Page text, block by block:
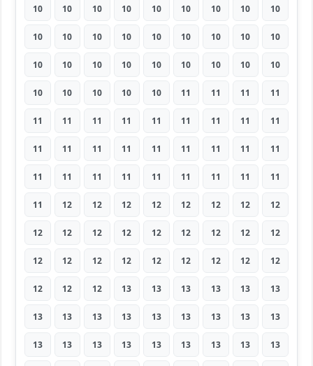
10 10 10 10 10 10 10 10 10
10 10 10 10 10 10 10 10 10
10 10 10 10 10 10 10 10 10
10 10 10 10 10 11 11 11 11
11 11 11 11 11 11 11 11 11
11 11 11 11 11 11 11 11 11
11 11 11 11 11 11 11 11 11
11 12 12 12 12 12 12 12 12
12 12 12 12 12 12 12 12 12
12 12 12 12 12 12 12 12 12
12 12 12 13 13 13 13 13 13
13 13 13 13 13 13 13 13 13
13 13 13 13 13 13 13 13 13